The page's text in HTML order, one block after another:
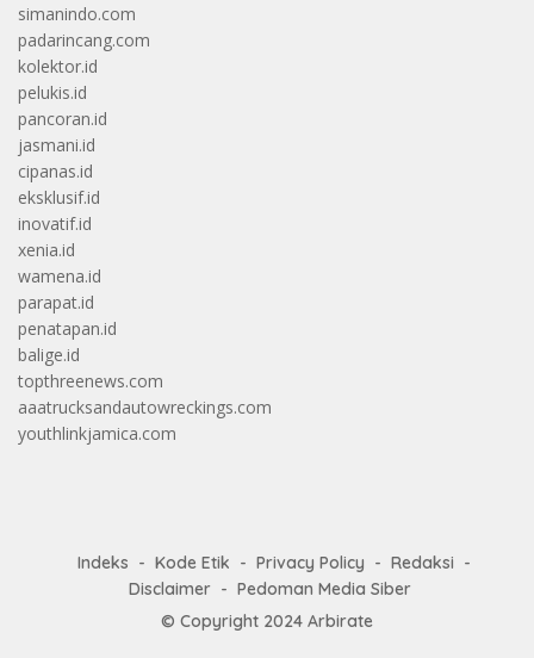
simanindo.com
padarincang.com
kolektor.id
pelukis.id
pancoran.id
jasmani.id
cipanas.id
eksklusif.id
inovatif.id
xenia.id
wamena.id
parapat.id
penatapan.id
balige.id
topthreenews.com
aaatrucksandautowreckings.com
youthlinkjamica.com
Indeks Kode Etik Privacy Policy
Redaksi
Disclaimer
Pedoman Media Siber
© Copyright 2024 Arbirate